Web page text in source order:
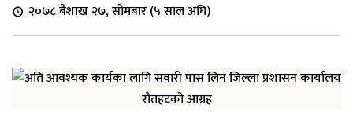
२०७८ बैशाख २७, सोमबार (५ साल अघि)